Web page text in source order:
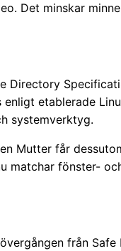
Det minskar
Directory
etablerade
systemverktyg.
Mutter får
matchar fönster-
från